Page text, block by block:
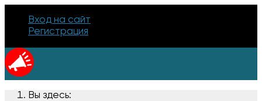
Вход на сайт
Регистрация
Вы здесь: